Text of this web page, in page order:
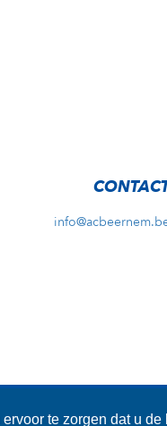
te zorgen dat u
Cookie Disclaimer